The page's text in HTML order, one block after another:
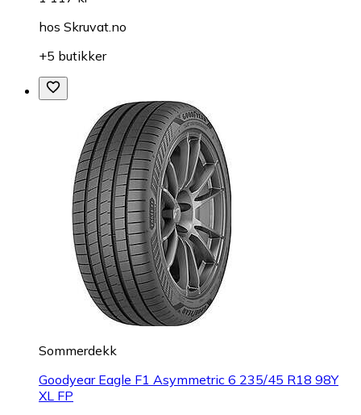
hos Skruvat.no
+5 butikker
Sommerdekk
Goodyear Eagle F1 Asymmetric 6 235/45 R18 98Y
XL FP